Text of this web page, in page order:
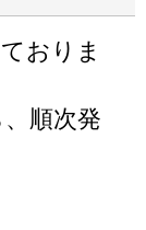
おりま
順次発